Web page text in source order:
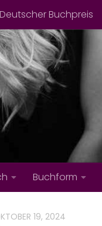
Deutscher Buchpreis
Buchform
19, 2024